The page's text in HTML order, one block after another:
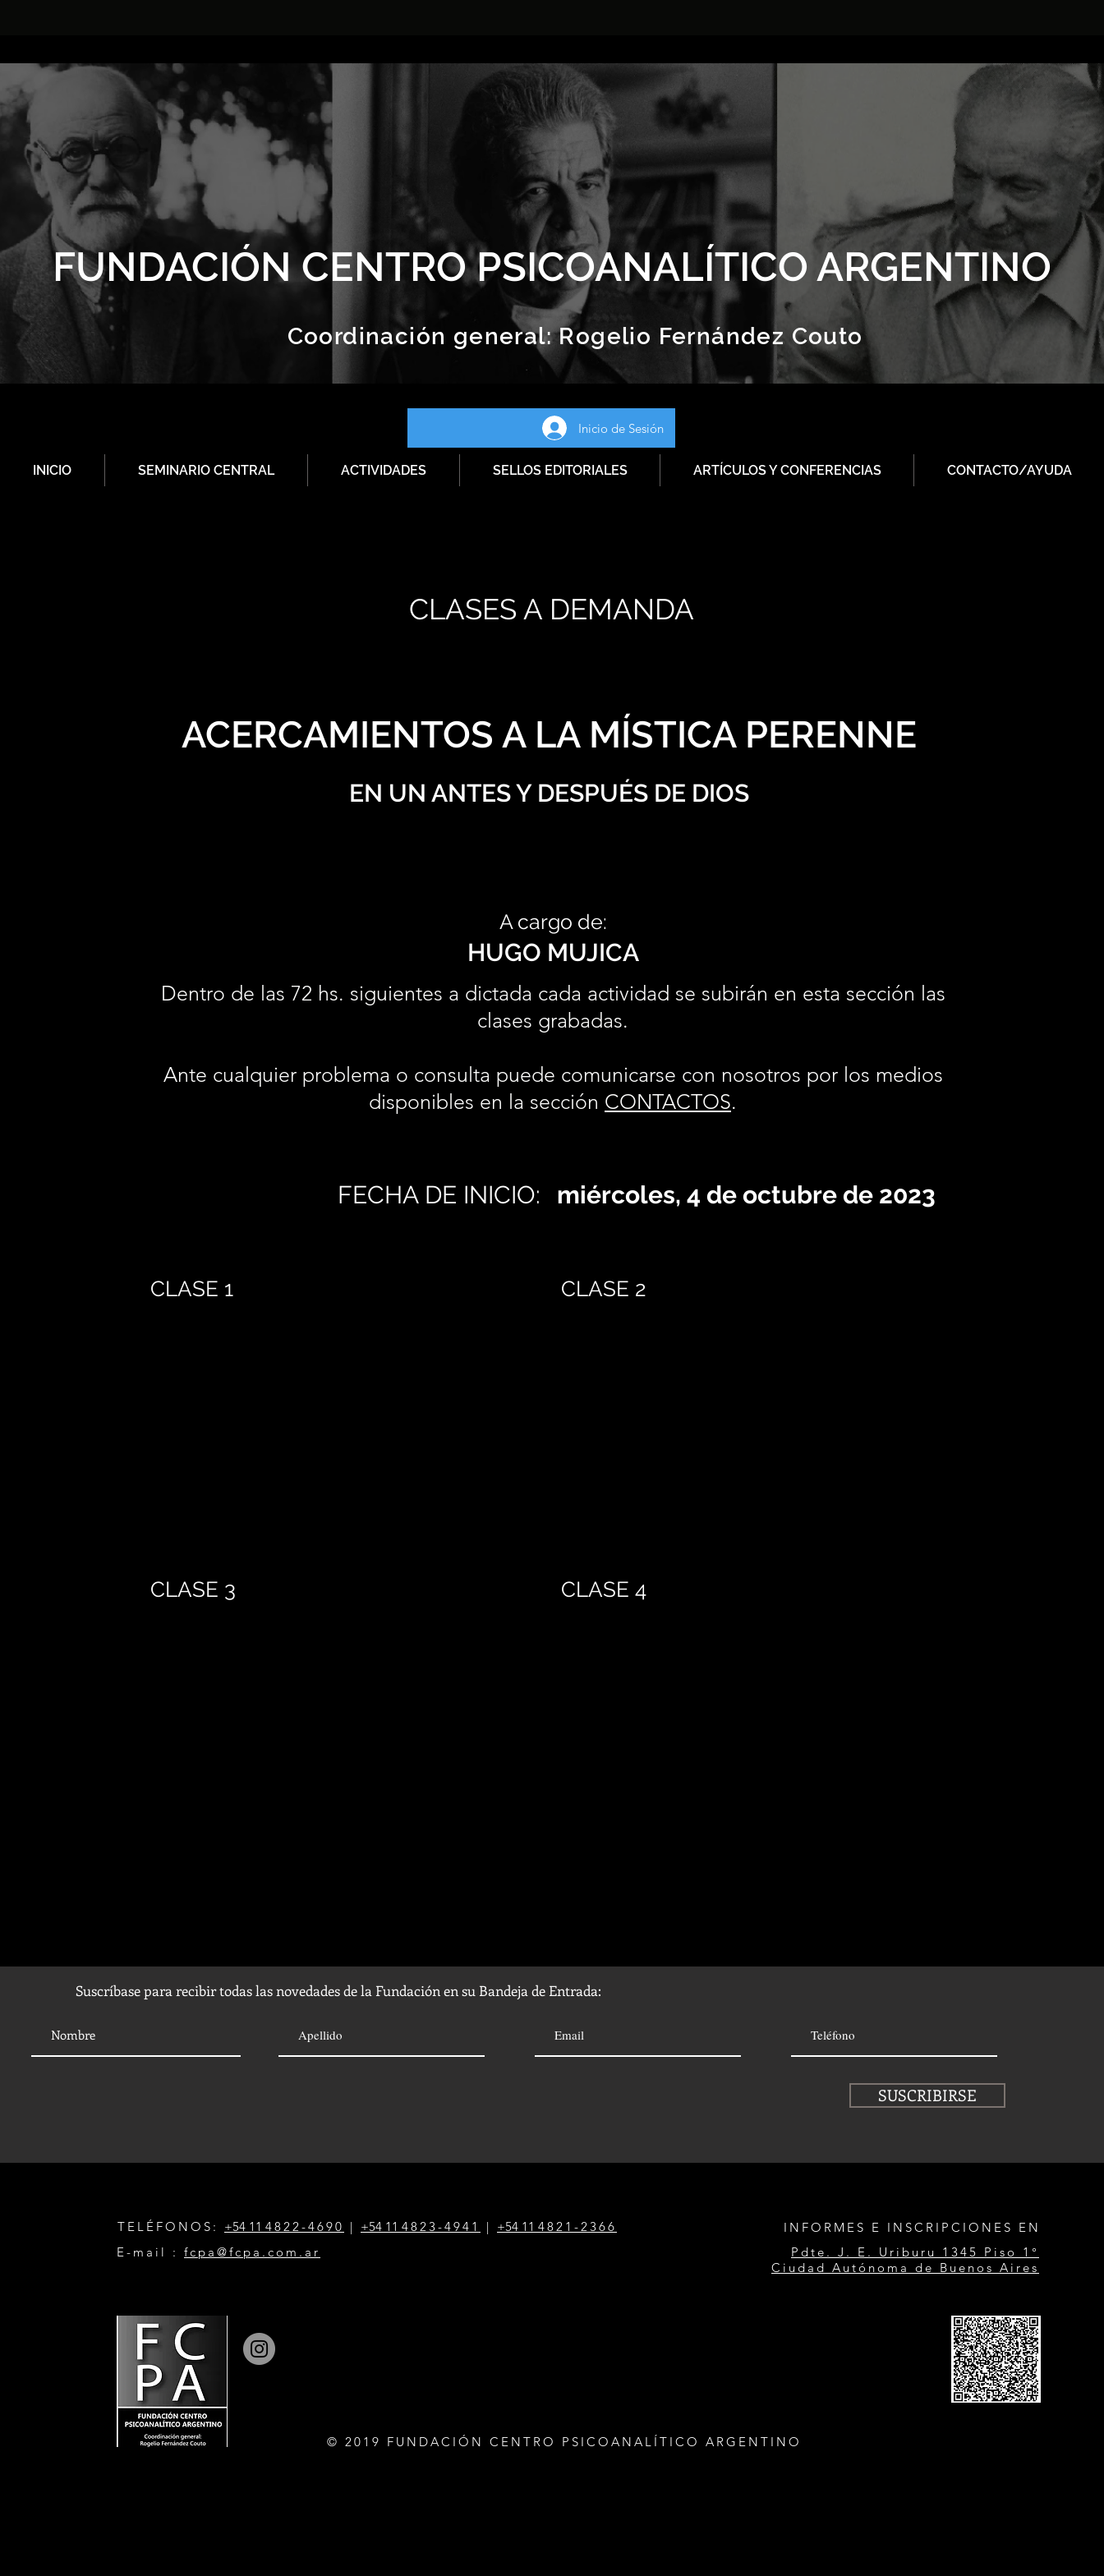
FUNDACIÓN CENTRO PSICOANALÍTICO ARGENTINO
Coordinación general:Rogelio Fernández Couto
Inicio de Sesión
INICIO SEMINARIO CENTRAL ACTIVIDADES SELLOS EDITORIALES ARTÍCULOS Y CONFERENCIAS CONTACTO/AYUDA
CLASES A DEMANDA
ACERCAMIENTOS A LA MÍSTICA PERENNE
EN UN ANTES Y DESPUÉS DE DIOS
A cargo de:
HUGO MUJICA
Dentro de las 72 hs. siguientes a dictada cada actividad se subirán en esta sección las
clases grabadas.
Ante cualquier problema o consulta puede comunicarse con nosotros por los medios
disponibles en la sección CONTACTOS.
FECHA DE INICIO: miércoles, 4 de octubre de 2023
CLASE 1
CLASE 3
CLASE 2
CLASE 4
Suscríbase para recibir todas las novedades de la Fundación en su Bandeja de Entrada:
SUSCRIBIRSE
TELÉFONOS: +54 11 4822-4690 | +54 1 1 4823-4941 | +54 1 1 4821-2366
E-mail : fcpa@fcpa.com.ar
INFORMES E INSCRIPCIONES EN
Pdte. J. E. Uriburu 1345 Piso 1°
Ciudad Autónoma de Buenos Aires
© 2019 FUNDACIÓN CENTRO PSICOANALÍTICO ARGENTINO